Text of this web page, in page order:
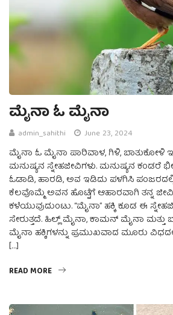
ಮೈನಾ ಓ ಮೈನಾ
admin_sahithi June 23, 2024
ಮೈನಾ ಓ ಮೈನಾ ಪಾರಿವಾಳ, ಗಿಳಿ, ಬಾತುಕೋಳಿ
ಮನುಷ್ಯನ ಸ್ನೇಹಜೀವಿಗಳು. ಮನುಷ್ಯನ ಕಂಡರೆ
ಓಡಾಡಿ, ಹಾರಡಿ, ಅವ ಇಡಿದು ಪಳಗಿಸಿ
ಕೆಲವೊಮ್ಮೆ ಅವನ ಹೊಟ್ಟೆಗೆ ಆಹಾರವಾಗಿ ತನ್ನ
ಕಳೆಯುವುದುಂಟು. “ಮೈನಾ” ಹಕ್ಕಿ ಕೂಡ ಈ
ಸೇರುತ್ತದೆ. ಹಿಲ್ಲ್ ಮೈನಾ, ಕಾಮನ್ ಮೈನಾ
ಮೈನಾ ಹಕ್ಕಿಗಳನ್ನು ಪ್ರಮುಖವಾದ ಮೂರು
[…]
READ MORE